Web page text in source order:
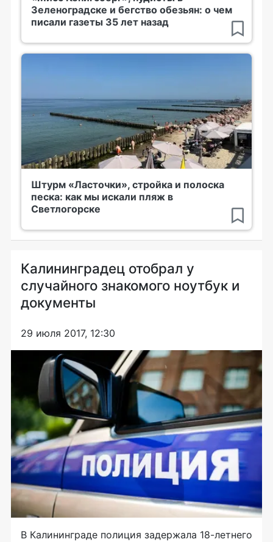
Зеленоградске и бегство обезьян: о чем
писали газеты 35 лет назад
Штурм «Ласточки», стройка и полоска
песка: как мы искали пляж в
Светлогорске
Калининградец отобрал у
случайного знакомого ноутбук и
документы
29 июля 2017, 12:30
В Калининграде полиция задержала 18-летнего